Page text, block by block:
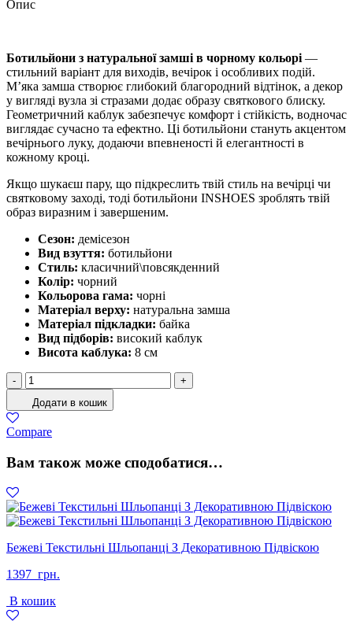
Опис
Ботильйони з натуральної замші в чорному кольорі —
стильний варіант для виходів, вечірок і особливих подій.
М’яка замша створює глибокий благородний відтінок, а декор
у вигляді вузла зі стразами додає образу святкового блиску.
Геометричний каблук забезпечує комфорт і стійкість, водночас
виглядає сучасно та ефектно. Ці ботильйони стануть акцентом
вечірнього луку, додаючи впевненості й елегантності в
кожному кроці.
Якщо шукаєш пару, що підкреслить твій стиль на вечірці чи
святковому заході, тоді ботильйони INSHOES зроблять твій
образ виразним і завершеним.
Сезон: демісезон
Вид взуття: ботильйони
Стиль: класичний\повсякденний
Колір: чорний
Кольорова гама: чорні
Матеріал верху: натуральна замша
Матеріал підкладки: байка
Вид підборів: високий каблук
Висота каблука: 8 см
Ботильйони
Жіночі
Натуральна
замша
Чорний
-
+
Додати в кошик
Compare
Вам також може сподобатися…
Бежеві Текстильні Шльопанці З Декоративною Підвіскою
1397 грн.
В кошик